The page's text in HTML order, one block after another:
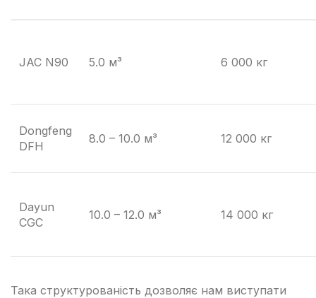
JAC N90 5.0 м³ 6 000 кг
Dongfeng
DFH
8.0 – 10.0 м³ 12 000 кг
Dayun
CGC
10.0 – 12.0 м³ 14 000 кг
Така структурованість дозволяє нам виступати